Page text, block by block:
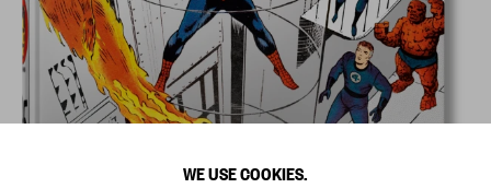
WE USE COOKIES.